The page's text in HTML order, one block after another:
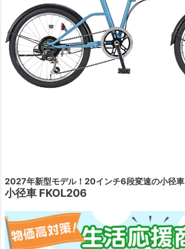
2027年新型モデル！20インチ6段変速の小径車
小径車 FKOL206